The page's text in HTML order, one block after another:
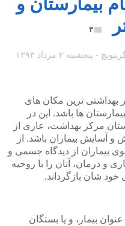
۳
بهداشتی ترین مکان های
ها باشد. این در
مرکز بهداشت، عاری از
و آسایش بیماران باشد. از
بیماران از دیدگاه جسمی و
و درمان، آنان را با روحیه
خود شان بازگرداند.
بیمار، و یا بستگان